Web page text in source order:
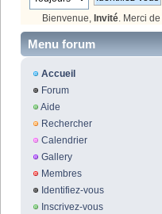
Bienvenue, Invité. Merci de
Menu forum
Accueil
Forum
Aide
Rechercher
Calendrier
Gallery
Membres
Identifiez-vous
Inscrivez-vous